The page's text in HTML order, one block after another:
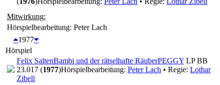
Mitwirkung:
Hörspielbearbeitung: Peter Lach
1977
Hörspiel
Felix SaltenBambi und der rätselhafte RäuberPEGGY LP BB
23.017 (1977)Hörspielbearbeitung: Peter Lach • Regie: Lothar
Zibell